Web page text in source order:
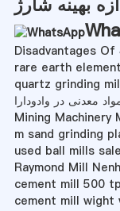
Disadvantages
rare earth
quartz grinding
معدنی در وادودارا
Mining Machinery
m sand grinding
used ball mills
Raymond Mill
cement mill 500
cement mill wight